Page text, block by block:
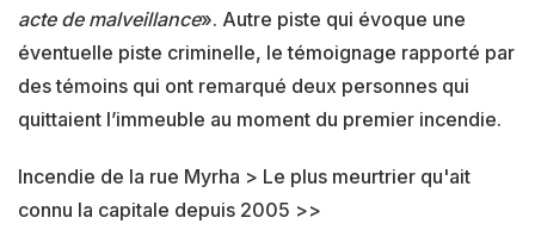
acte de malveillance». Autre piste qui évoque une
éventuelle piste criminelle, le témoignage rapporté par
des témoins qui ont remarqué deux personnes qui
quittaient l’immeuble au moment du premier incendie.
Incendie de la rue Myrha > Le plus meurtrier qu'ait
connu la capitale depuis 2005 >>